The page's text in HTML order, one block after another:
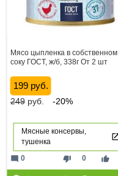
Мясо цыпленка в собственном
соку ГОСТ, ж/б, 338г От 2 шт
199 руб.
249руб. -20%
Мясные консервы,
тушенка
thumb_down 0 thumb_up
mode_comment 0